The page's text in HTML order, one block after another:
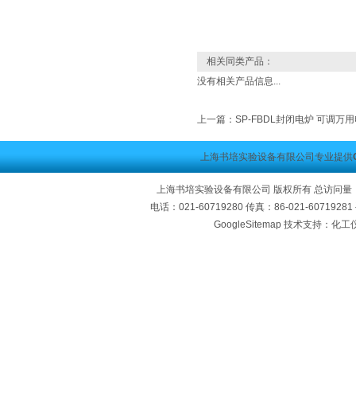
相关同类产品：
没有相关产品信息...
上一篇： SP-FBDL封闭电炉 可调万
上海书培实验设备有限公司专业提供
上海书培实验设备有限公司 版权所有 总访问量
电话：021-60719280 传真：86-021-
GoogleSitemap技术支持：化工